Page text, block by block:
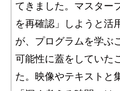
てきました。マスター
を再確認」しようと活
が、プログラムを学ぶ
可能性に蓋をしていた
た。映像やテキストと